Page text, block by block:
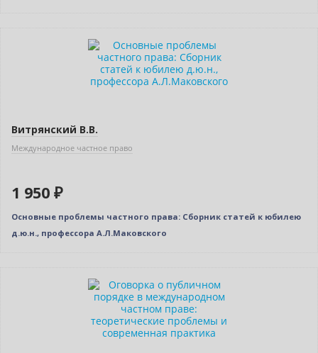
Витрянский В.В.
Международное частное право
1 950 ₽
Основные проблемы частного права: Сборник статей к юбилею
д.ю.н., профессора А.Л.Маковского